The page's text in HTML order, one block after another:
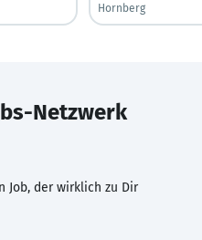
Hornberg
Netzwerk
Job, der wirklich zu Dir